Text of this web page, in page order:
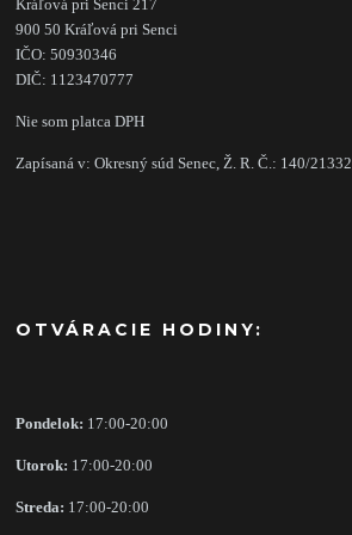
Kráľová pri Senci 217
900 50 Kráľová pri Senci
IČO: 50930346
DIČ: 1123470777
Nie som platca DPH
Zapísaná v: Okresný súd Senec, Ž. R. Č.: 140/21332
OTVÁRACIE HODINY:
Pondelok: 17:00-20:00
Utorok: 17:00-20:00
Streda: 17:00-20:00